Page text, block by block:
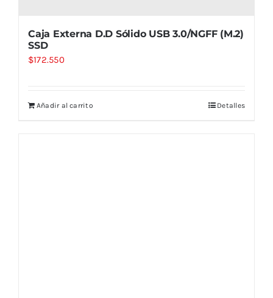
Caja Externa D.D Sólido USB 3.0/NGFF (M.2)
SSD
$172.550
Añadir al carrito Detalles